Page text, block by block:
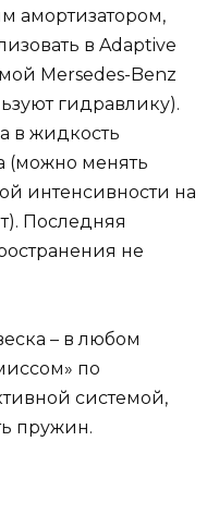
амортизатором,
в Adaptive
Mersedes-Benz
гидравлику).
в жидкость
(можно менять
интенсивности на
Последняя
не
– в любом
по
системой,
пружин.